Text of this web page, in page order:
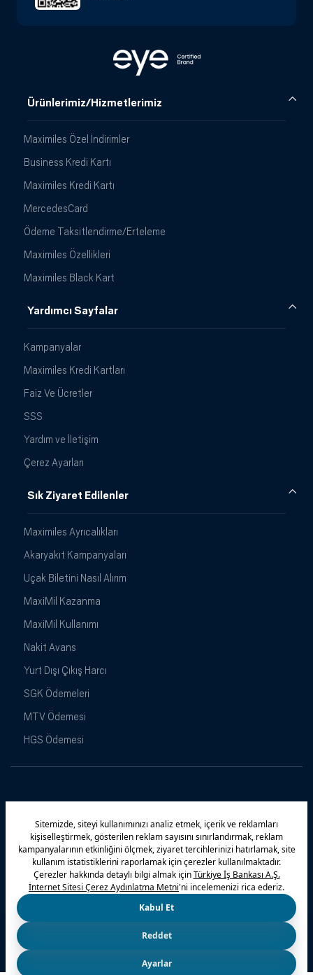
Ürünlerimiz/Hizmetlerimiz
Maximiles Özel İndirimler
Business Kredi Kartı
Maximiles Kredi Kartı
MercedesCard
Ödeme Taksitlendirme/Erteleme
Maximiles Özellikleri
Maximiles Black Kart
Yardımcı Sayfalar
Kampanyalar
Maximiles Kredi Kartları
Faiz Ve Ücretler
SSS
Yardım ve İletişim
Çerez Ayarları
Sık Ziyaret Edilenler
Maximiles Ayrıcalıkları
Akaryakıt Kampanyaları
Uçak Biletini Nasıl Alırım
MaxiMil Kazanma
MaxiMil Kullanımı
Nakit Avans
Yurt Dışı Çıkış Harcı
SGK Ödemeleri
MTV Ödemesi
HGS Ödemesi
© 2026 Türkiye İş Bankası A.Ş.
Maximiles Kampanyalar Yasal Uyarı Güvenlik
Gizlilik Politikamız Bilgi Toplumu Hizmetleri
Çerez Politikası Kişisel Verilerin Korunması